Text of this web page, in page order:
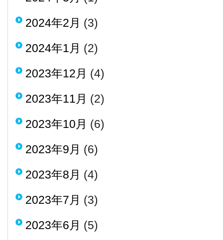
2024年2月 (3)
2024年1月 (2)
2023年12月 (4)
2023年11月 (2)
2023年10月 (6)
2023年9月 (6)
2023年8月 (4)
2023年7月 (3)
2023年6月 (5)